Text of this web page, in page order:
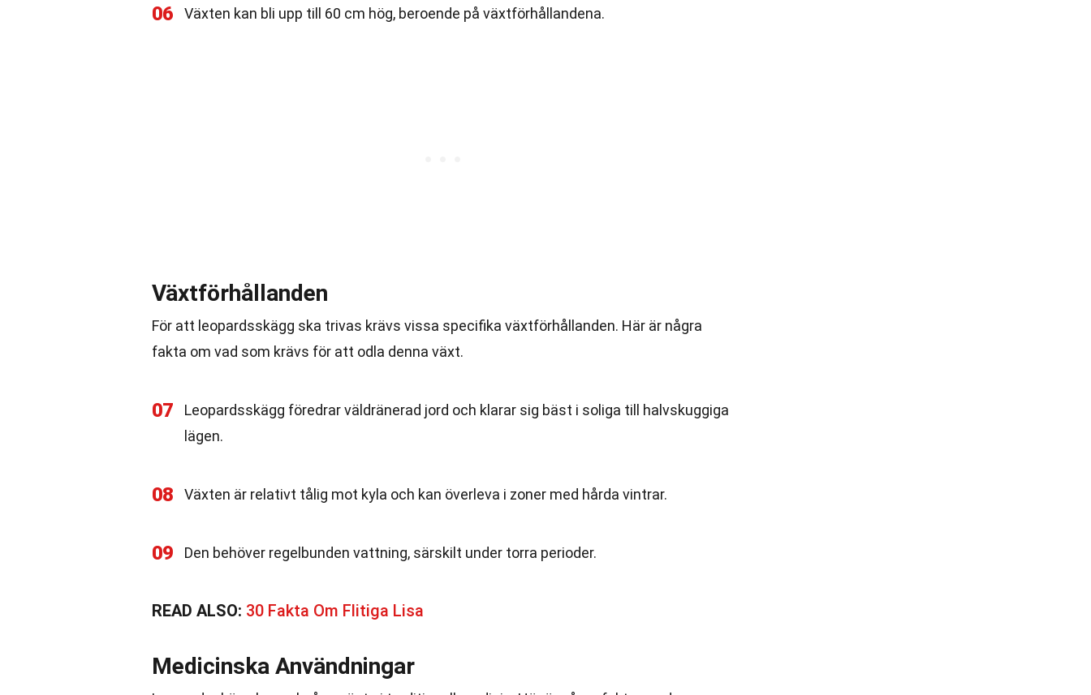
06 Växten kan bli upp till 60 cm hög, beroende på växtförhållandena.
Växtförhållanden
För att leopardsskägg ska trivas krävs vissa specifika växtförhållanden. Här är några
fakta om vad som krävs för att odla denna växt.
07
Leopardsskägg föredrar väldränerad jord och klarar sig bäst i soliga till halvskuggiga
lägen.
08 Växten är relativt tålig mot kyla och kan överleva i zoner med hårda vintrar.
09 Den behöver regelbunden vattning, särskilt under torra perioder.
READ ALSO: 30 Fakta Om Flitiga Lisa
Medicinska Användningar